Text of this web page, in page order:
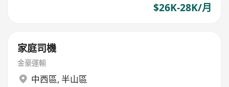
$26K-28K/月
家庭司機
金豪運輸
中西區, 半山區